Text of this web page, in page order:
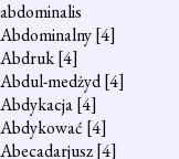
abdominalis
Abdominalny[4]
Abdruk[4]
Abdul-medżyd[4]
Abdykacja[4]
Abdykować [4]
Abecadarjusz[4]